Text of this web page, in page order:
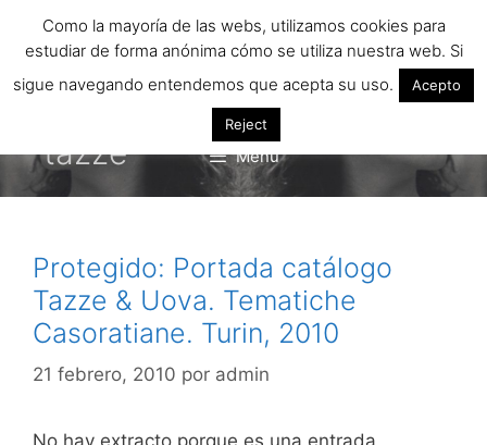
Menú
tazze
Protegido: Portada catálogo
Tazze & Uova. Tematiche
Casoratiane. Turin, 2010
21 febrero, 2010 por admin
Como la mayoría de las webs, utilizamos cookies para
estudiar de forma anónima cómo se utiliza nuestra web. Si
sigue navegando entendemos que acepta su uso.
Acepto
Reject